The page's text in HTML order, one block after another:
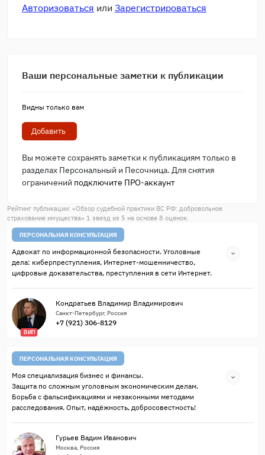
Авторизоваться или Зарегистрироваться
Ваши персональные заметки к публикации
Видны только вам
Добавить
Вы можете сохранять заметки к публикациям только в
разделах Персональный и Песочница. Для снятия
ограничений подключите ПРО-аккаунт
Рейтинг публикации: «Обзор судебной практики ВС РФ: добровольное
страхование имущества» 1 звезд из 5 на основе 8 оценок.
ПЕРСОНАЛЬНАЯ КОНСУЛЬТАЦИЯ
Адвокат по информационной безопасности. Уголовные
дела: киберпреступления, Интернет-мошенничество,
цифровые доказательства, преступления в сети Интернет.
ВИП
Кондратьев Владимир Владимирович
Санкт-Петербург, Россия
+7 (921) 306-8129
ПЕРСОНАЛЬНАЯ КОНСУЛЬТАЦИЯ
Моя специализация бизнес и финансы.
Защита по сложным уголовным экономическим делам.
Борьба с фальсификациями и незаконными методами
расследования. Опыт, надёжность, добросовестность!
Гурьев Вадим Иванович
Москва, Россия